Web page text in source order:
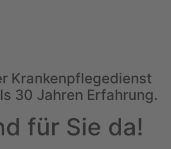
Krankenpflegedienst
30 Jahren Erfahrung.
für Sie da!